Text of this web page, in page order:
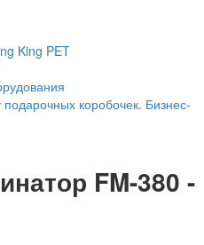
King PET
коробочек. Бизнес-
FM-380 -